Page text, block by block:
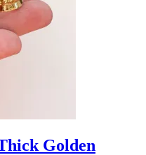
Golden